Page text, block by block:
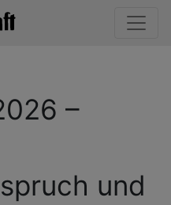
–
und